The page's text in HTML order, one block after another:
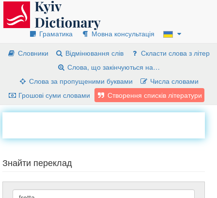
Граматика
Мовна консультація
Словники
Відмінювання слів
Скласти слова з літер
Слова, що закінчуються на…
Слова за пропущеними буквами
Числа словами
Грошові суми словами
Створення списків літератури
Знайти переклад